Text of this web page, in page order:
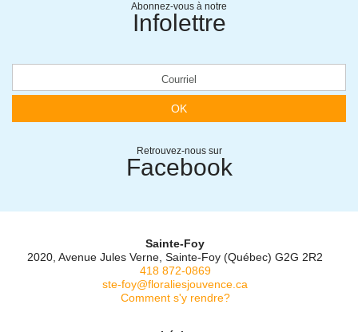
Abonnez-vous à notre
Infolettre
OK
Retrouvez-nous sur
Facebook
Sainte-Foy
2020, Avenue Jules Verne, Sainte-Foy (Québec) G2G 2R2
418 872-0869
ste-foy@floraliesjouvence.ca
Comment s'y rendre?